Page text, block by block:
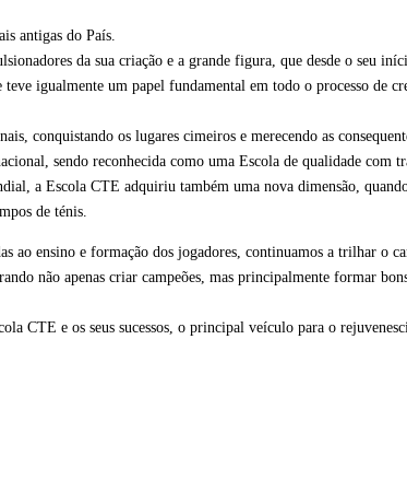
antigas do País.
da sua criação e a grande figura, que desde o seu
igualmente um papel fundamental em todo o processo de
conquistando os lugares cimeiros e merecendo as
sendo reconhecida como uma Escola de qualidade com
a Escola CTE adquiriu também uma nova dimensão,
de ténis.
ao ensino e formação dos jogadores, continuamos a trilhar
não apenas criar campeões, mas principalmente formar
CTE e os seus sucessos, o principal veículo para o